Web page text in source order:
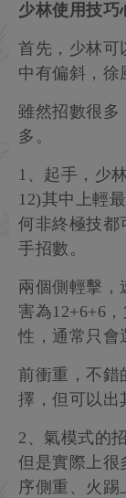
少林使用技巧
首先，少林可
中有偏斜，徐
雖然招數很多
多。
1、起手，少
12)其中上輕
何非終極技都
手招數。
兩個側輕擊
害為12+6+6
性，通常只會
前衝重，不錯
擇，但可以出
2、氣模式的
但是實際上很
序側重、火踢